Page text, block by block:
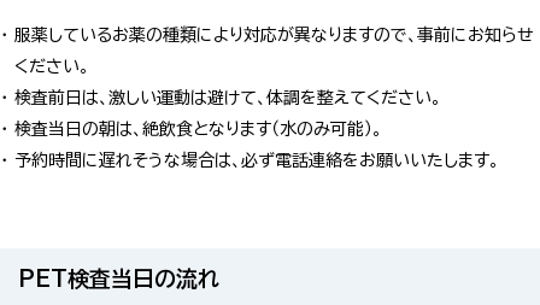
服薬しているお薬の種類により対応が異なりますので、事前にお知らせ
ください。
検査前日は、激しい運動は避けて、体調を整えてください。
検査当日の朝は、絶飲食となります（水のみ可能）。
予約時間に遅れそうな場合は、必ず電話連絡をお願いいたします。
PET検査当日の流れ